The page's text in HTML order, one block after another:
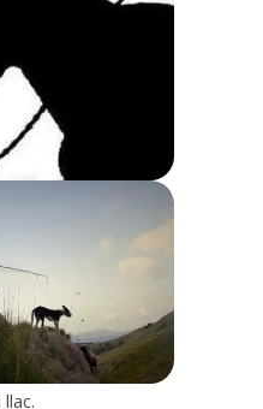
llac.